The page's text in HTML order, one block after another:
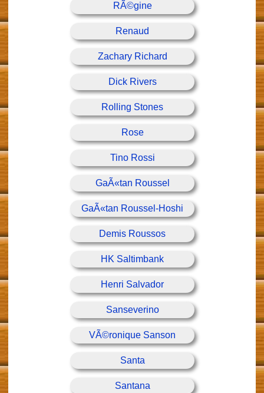
RÃ©gine
Renaud
Zachary Richard
Dick Rivers
Rolling Stones
Rose
Tino Rossi
GaÃ«tan Roussel
GaÃ«tan Roussel-Hoshi
Demis Roussos
HK Saltimbank
Henri Salvador
Sanseverino
VÃ©ronique Sanson
Santa
Santana